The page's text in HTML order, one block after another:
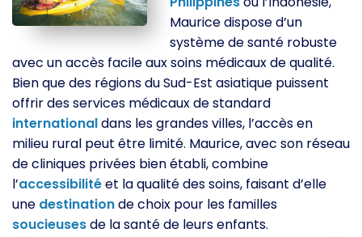
Maurice dispose d’un
système de santé robuste
avec un accès facile aux soins médicaux de qualité.
Bien que des régions du Sud-Est asiatique puissent
offrir des services médicaux de standard
internationaldans les grandes villes, l’accès en
milieu rural peut être limité. Maurice, avec son réseau
de cliniques privées bien établi, combine
l’accessibilitéet la qualité des soins, faisant d’elle
une destinationde choix pour les familles
soucieusesde la santé de leurs enfants.